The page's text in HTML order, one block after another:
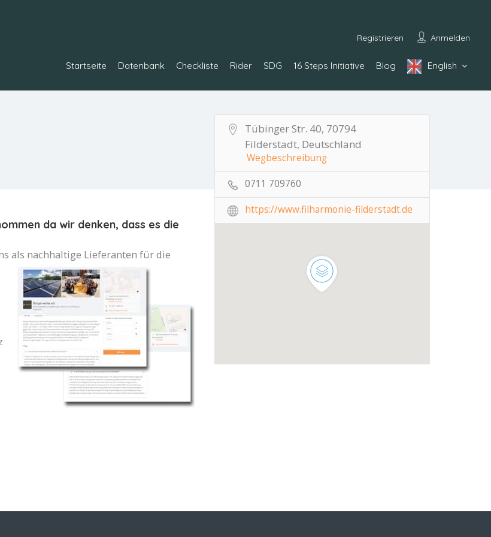
Registrieren Anmelden
Startseite Datenbank Checkliste Rider SDG 16 Steps Initiative Blog English
da wir denken, dass es die
als nachhaltige Lieferanten für die
Tübinger Str. 40, 70794
Filderstadt, Deutschland
Wegbeschreibung
0711 709760
https://www.filharmonie-filderstadt.de